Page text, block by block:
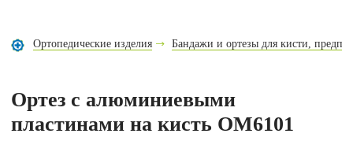
Ортопедические изделия Бандажи и ортезы для кисти,
Ортез с алюминиевыми
пластинами на кисть OM6101